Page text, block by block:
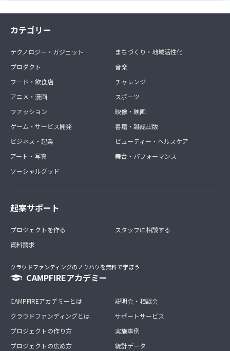
別途自己負担となります。
カテゴリー
テクノロジー・ガジェット
プロダクト
フード・飲食店
アニメ・漫画
ファッション
ゲーム・サービス開発
ビジネス・起業
アート・写真
ソーシャルグッド
まちづくり・地域活性化
音楽
チャレンジ
スポーツ
映像・映画
書籍・雑誌出版
ビューティー・ヘルスケア
舞台・パフォーマンス
起案サポート
プロジェクトを作る
資料請求
スタッフに相談する
クラウドファンディングのノウハウを無料で学ぼう
CAMPFIREアカデミー
CAMPFIREアカデミーとは
クラウドファンディングとは
プロジェクトの作り方
プロジェクトの広め方
説明会・相談会
サポートサービス
実施事例
統計データ